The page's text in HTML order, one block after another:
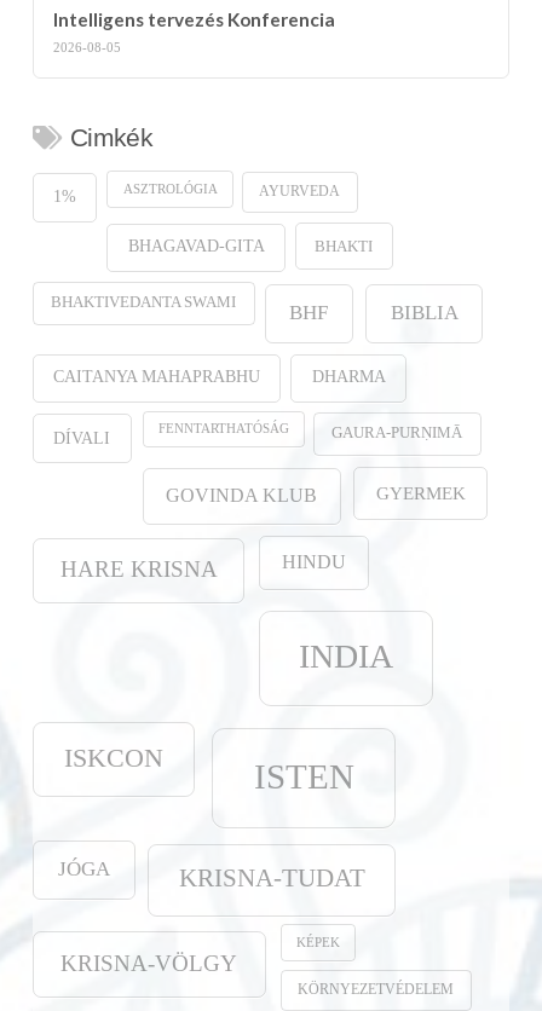
Intelligens tervezés Konferencia
2026-08-05
Cimkék
1% ASZTROLÓGIA AYURVEDA
BHAGAVAD-GITA BHAKTI
BHAKTIVEDANTA SWAMI BHF BIBLIA
CAITANYA MAHAPRABHU DHARMA
DÍVALI FENNTARTHATÓSÁG GAURA-PURṆIMĀ
GOVINDA KLUB GYERMEK
HARE KRISNA HINDU
INDIA
ISKCON ISTEN
JÓGA KRISNA-TUDAT
KRISNA-VÖLGY
KÉPEK
KÖRNYEZETVÉDELEM